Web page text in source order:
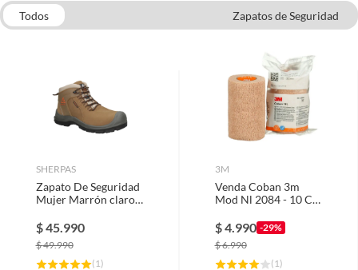
Todos
Zapatos de Seguridad
Poleras y Camisas de Trabajo
SHERPAS
Zapato De Seguridad
Mujer Marrón claro
Resistant
$45.990
$49.990
( 1)
3M
Venda Coban 3m
Mod Nl 2084 - 10 Cm
$4.990 -29%
$6.990
( 1)